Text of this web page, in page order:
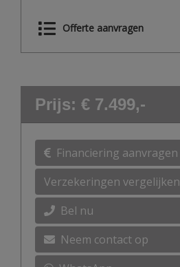
Offerte aanvragen
Prijs: € 7.499,-
Financiering aanvragen
Verzekeringen vergelijken
Bel nu
Neem contact op